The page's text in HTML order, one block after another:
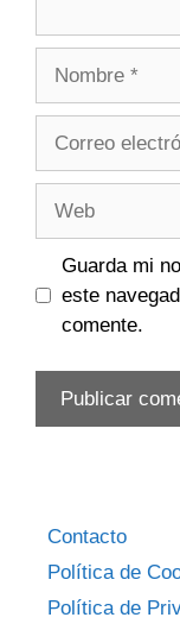
Guarda mi
este
comente.
Contacto
Política de
Política de